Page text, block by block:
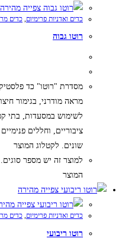
צפייה מהירה
כדים ואדניות פרימיום כדים
רוטו גבוה
מסדרת "רוטו" כד
מראה מודרני, בגימור
לשימוש במסעדות, בתי
שונים. לקטלוג המוצר
למוצר זה יש מספר
המוצר
צפייה מהירה
צפייה
כדים ואדניות פרימיום, כדים
רוטו ריבועי